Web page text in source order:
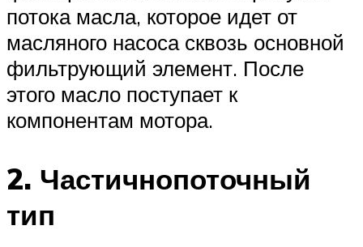
потока масла, которое идет от
масляного насоса сквозь основной
фильтрующий элемент. После
этого масло поступает к
компонентам мотора.
2. Частичнопоточный
тип